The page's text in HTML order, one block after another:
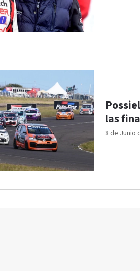
8 de Junio
las